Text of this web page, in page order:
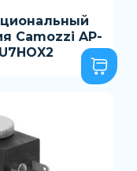
Camozzi AP-